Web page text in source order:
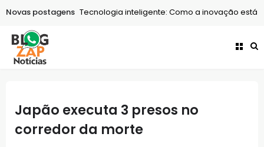
Tecnologia Tecnologia inteligente: Como a inovação está
Novas postagens
Japão executa 3 presos no
corredor da morte